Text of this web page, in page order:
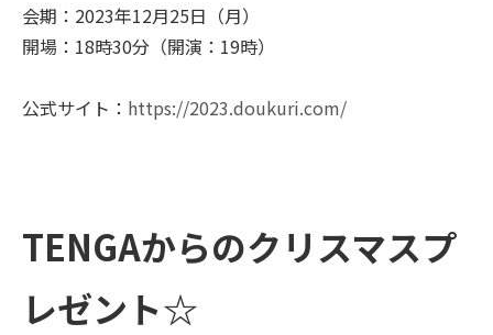
会期：2023年12月25日（月）
開場：18時30分（開演：19時）
公式サイト： https://2023.doukuri.com/
TENGAからのクリスマスプ
レゼント☆